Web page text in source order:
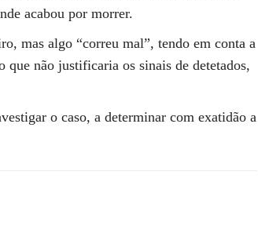
acabou por morrer.
mas algo “correu mal”, tendo em conta a
que não justificaria os sinais de detetados,
o caso, a determinar com exatidão a